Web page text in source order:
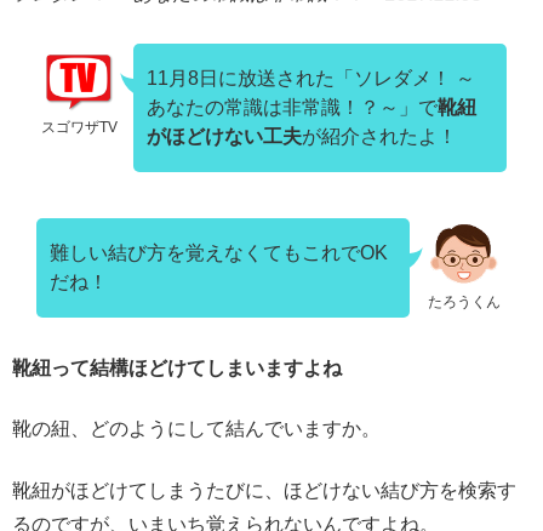
スゴワザTV
11月8日に放送された「ソレダメ！ ～
あなたの常識は非常識！？～」で靴紐
がほどけない工夫が紹介されたよ！
たろうくん
難しい結び方を覚えなくてもこれでOK
だね！
靴紐って結構ほどけてしまいますよね
靴の紐、どのようにして結んでいますか。
靴紐がほどけてしまうたびに、ほどけない結び方を検索す
るのですが、いまいち覚えられないんですよね。